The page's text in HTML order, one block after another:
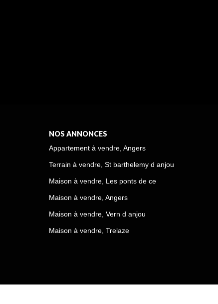
NOS ANNONCES
Appartement à vendre, Angers
Terrain à vendre, St barthelemy d anjou
Maison à vendre, Les ponts de ce
Maison à vendre, Angers
Maison à vendre, Vern d anjou
Maison à vendre, Trelaze